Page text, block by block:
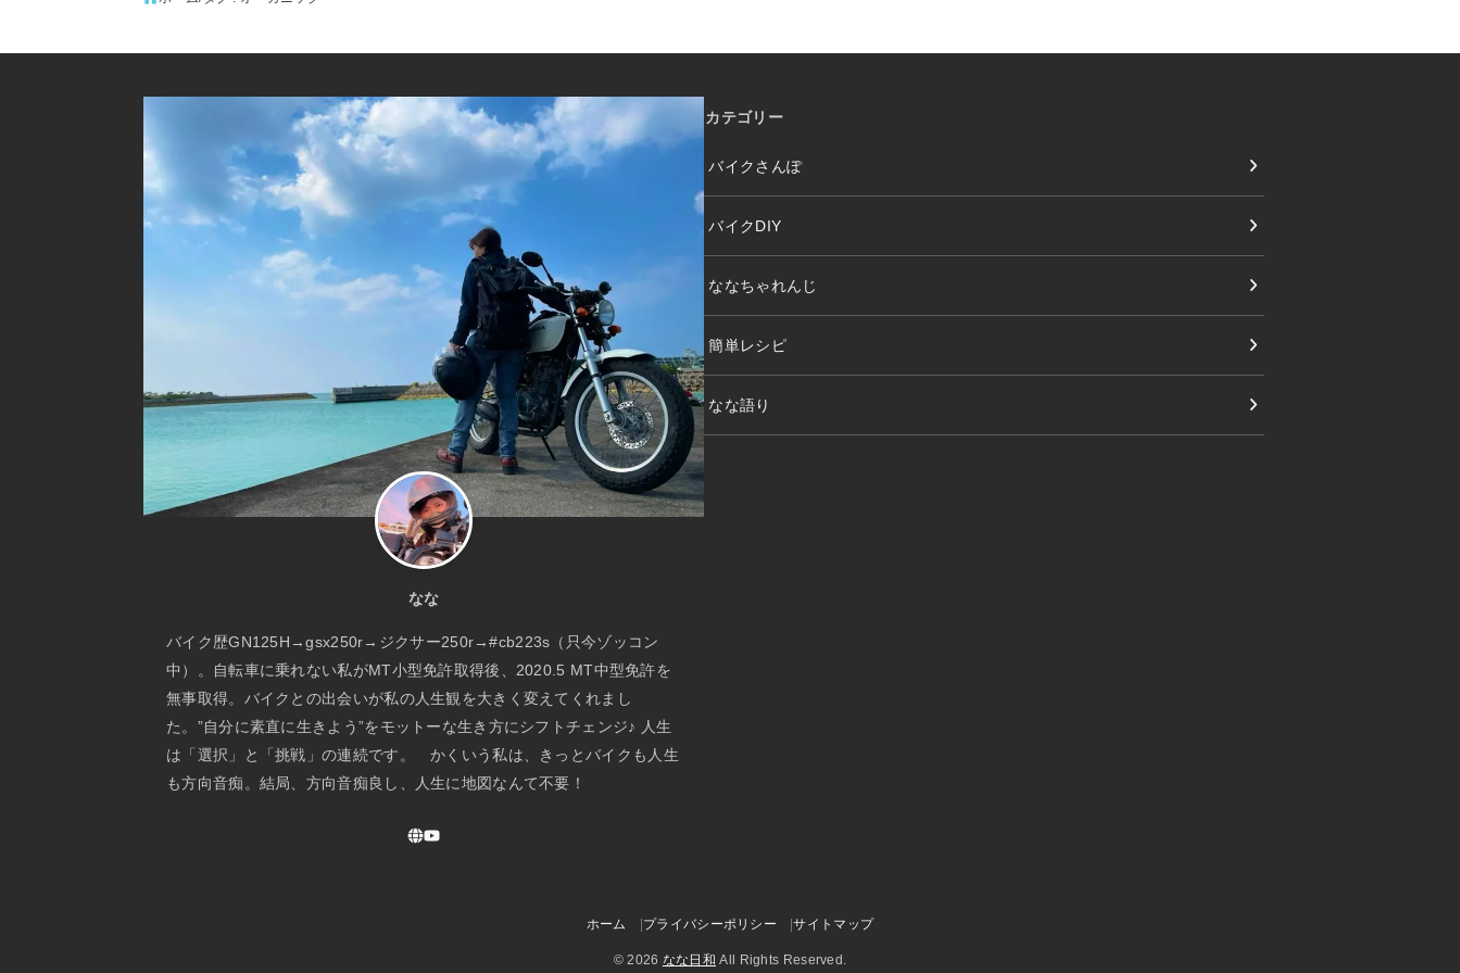
なな
バイク歴GN125H→gsx250r→ジクサー250r→#cb223s（只今ゾッコン
中）。自転車に乗れない私がMT小型免許取得後、2020.5 MT中型免許を
無事取得。バイクとの出会いが私の人生観を大きく変えてくれまし
た。”自分に素直に生きよう”をモットーな生き方にシフトチェンジ♪ 人生
は「選択」と「挑戦」の連続です。 かくいう私は、きっとバイクも人生
も方向音痴。結局、方向音痴良し、人生に地図なんて不要！
カテゴリー
バイクさんぽ
バイクDIY
ななちゃれんじ
簡単レシピ
なな語り
ホーム プライバシーポリシー サイトマップ
© 2026 なな日和 All Rights Reserved.